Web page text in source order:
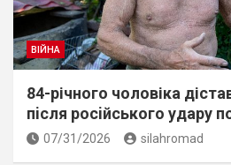
ВІЙНА
84-річного чоловіка
пiсля росiйського удару
07/31/2026 silahromad